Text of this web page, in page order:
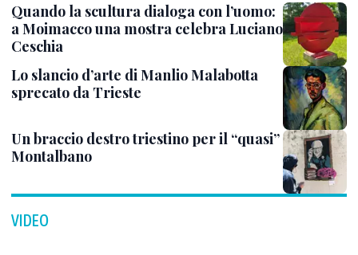
Quando la scultura dialoga con l’uomo:
a Moimacco una mostra celebra Luciano
Ceschia
Lo slancio d’arte di Manlio Malabotta
sprecato da Trieste
Un braccio destro triestino per il “quasi”
Montalbano
VIDEO